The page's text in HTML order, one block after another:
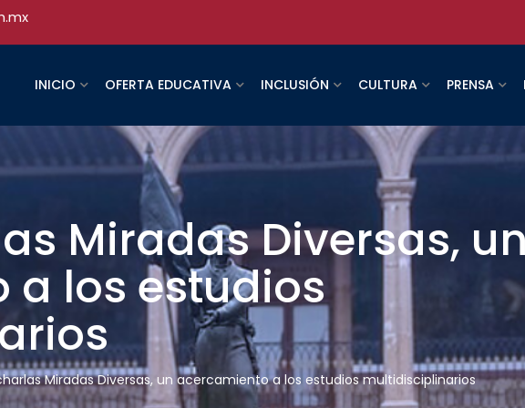
INICIO OFERTA EDUCATIVA INCLUSIÓN CULTURA PRENSA
Miradas Diversas, un
los estudios
Miradas Diversas, un acercamiento a los estudios multidisciplinarios